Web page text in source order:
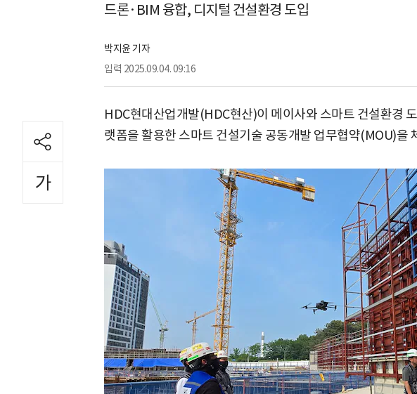
드론·BIM 융합, 디지털 건설환경 도입
박지윤 기자
입력 2025.09.04. 09:16
HDC현대산업개발(HDC현산)이 메이사와 스마트 건설환경
랫폼을 활용한 스마트 건설기술 공동개발 업무협약(MOU)을